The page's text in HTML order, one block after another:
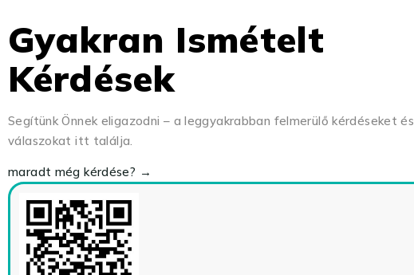
Gyakran Ismételt
Kérdések
Segítünk Önnek eligazodni – a leggyakrabban felmerülő kérdéseket és
válaszokat itt találja.
maradt még kérdése? →